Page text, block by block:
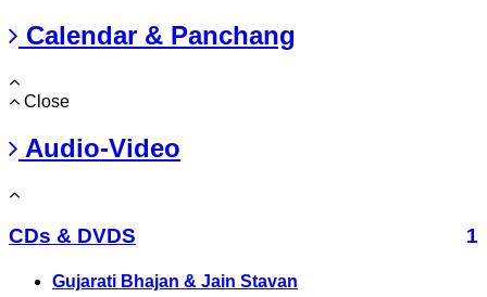
Calendar & Panchang
Close
Audio-Video
CDs & DVDS 1
Gujarati Bhajan & Jain Stavan